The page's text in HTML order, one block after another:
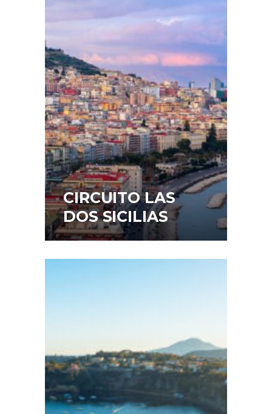
CIRCUITO LAS
DOS SICILIAS